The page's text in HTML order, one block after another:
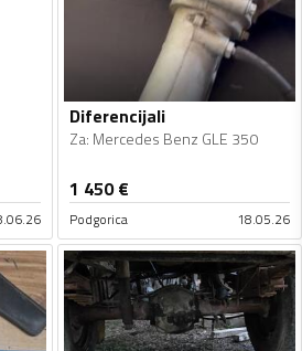
Diferencijali
Za: Mercedes Benz GLE 350
1 450€
Podgorica 18.05.26